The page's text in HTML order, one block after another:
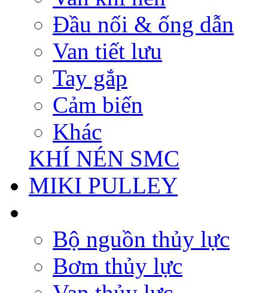
Đầu nối & ống dẫn
Van tiết lưu
Tay gắp
Cảm biến
Khác
KHÍ NÉN SMC
MIKI PULLEY
Bộ nguồn thủy lực
Bơm thủy lực